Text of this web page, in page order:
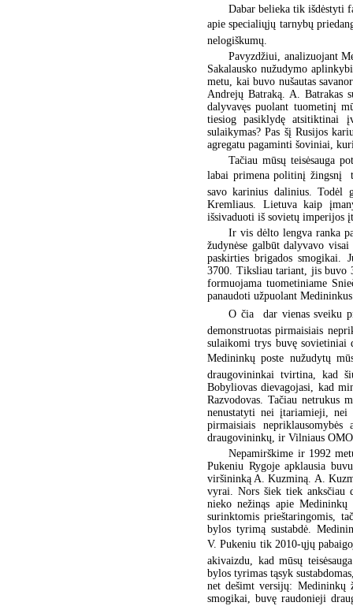
Dabar belieka tik išdėstyti
apie specialiųjų tarnybų
nelogiškumų.
Pavyzdžiui, analizuojant
Sakalausko nužudymo
metu, kai buvo nušautas
Andrejų Batraką. A. Batrakas
dalyvavęs puolant tuometinį
tiesiog pasiklydę atsitiktinai
sulaikymas? Pas šį Rusijos
agregatu pagaminti šoviniai,
Tačiau mūsų teisėsauga
labai primena politinį žingsnį
savo karinius dalinius. Todėl
Kremliaus. Lietuva kaip
išsivaduoti iš sovietų imperijos
Ir vis dėlto lengva ranka
žudynėse galbūt dalyvavo
paskirties brigados smogikai.
3700. Tiksliau tariant, jis buvo
formuojama tuometiniame
panaudoti užpuolant
O čia  dar vienas sveiku
demonstruotas pirmaisiais
sulaikomi trys buvę sovietiniai
Medininkų poste nužudytų
draugovininkai tvirtina, kad
Bobyliovas dievagojasi, kad
Razvodovas. Tačiau netrukus
nenustatyti nei įtariamieji, nei
pirmaisiais
draugovininkų, ir Vilniaus
Nepamirškime ir 1992
Pukeniu Rygoje apklausia
viršininką A. Kuzminą. A.
vyrai. Nors šiek tiek anksčiau
nieko nežinąs apie
surinktomis prieštaringomis,
bylos tyrimą sustabdė.
V. Pukeniu tik 2010-ųjų
akivaizdu, kad mūsų
bylos tyrimas tąsyk
net dešimt versijų: Medininkų
smogikai, buvę raudonieji